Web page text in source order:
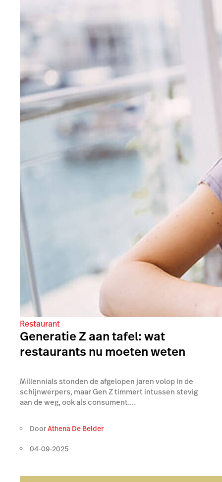
Restaurant
Generatie Z aan tafel: wat
restaurants nu moeten weten
Millennials stonden de afgelopen jaren volop in de
schijnwerpers, maar Gen Z timmert intussen stevig
aan de weg, ook als consument....
DoorAthena De Belder
04-09-2025